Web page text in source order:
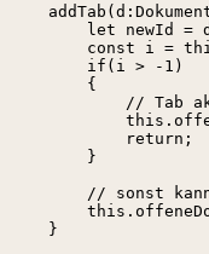
let newId =
const i =
        if(i > -1)
        {
// Tab
            return;
        }
// sonst
    }